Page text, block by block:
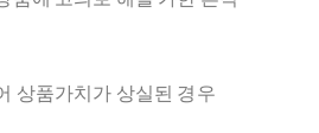
상품가치가 상실된 경우